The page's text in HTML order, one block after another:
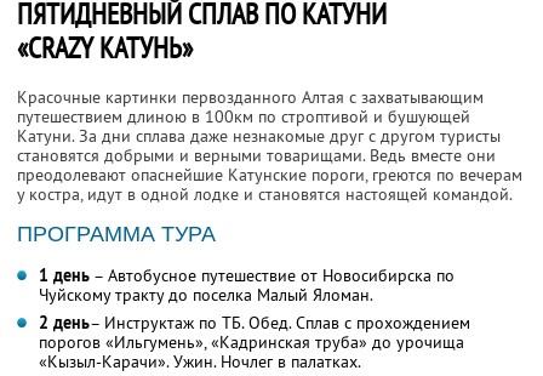
ПЯТИДНЕВНЫЙ СПЛАВ ПО КАТУНИ
«CRAZY КАТУНЬ»
Красочные картинки первозданного Алтая с захватывающим
путешествием длиною в 100км по строптивой и бушующей
Катуни. За дни сплава даже незнакомые друг с другом туристы
становятся добрыми и верными товарищами. Ведь вместе они
преодолевают опаснейшие Катунские пороги, греются по вечерам
у костра, идут в одной лодке и становятся настоящей командой.
ПРОГРАММА ТУРА
1 день – Автобусное путешествие от Новосибирска по
Чуйскому тракту до поселка Малый Яломан.
2 день– Инструктаж по ТБ. Обед. Сплав с прохождением
порогов «Ильгумень», «Кадринская труба» до урочища
«Кызыл-Карачи». Ужин. Ночлег в палатках.